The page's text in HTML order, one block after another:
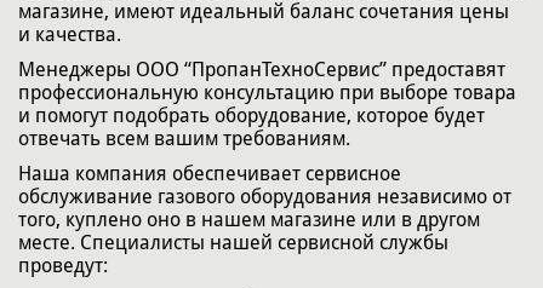
магазине, имеют идеальный баланс сочетания цены
и качества.
Менеджеры ООО “ПропанТехноСервис” предоставят
профессиональную консультацию при выборе товара
и помогут подобрать оборудование, которое будет
отвечать всем вашим требованиям.
Наша компания обеспечивает сервисное
обслуживание газового оборудования независимо от
того, куплено оно в нашем магазине или в другом
месте. Специалисты нашей сервисной службы
проведут: